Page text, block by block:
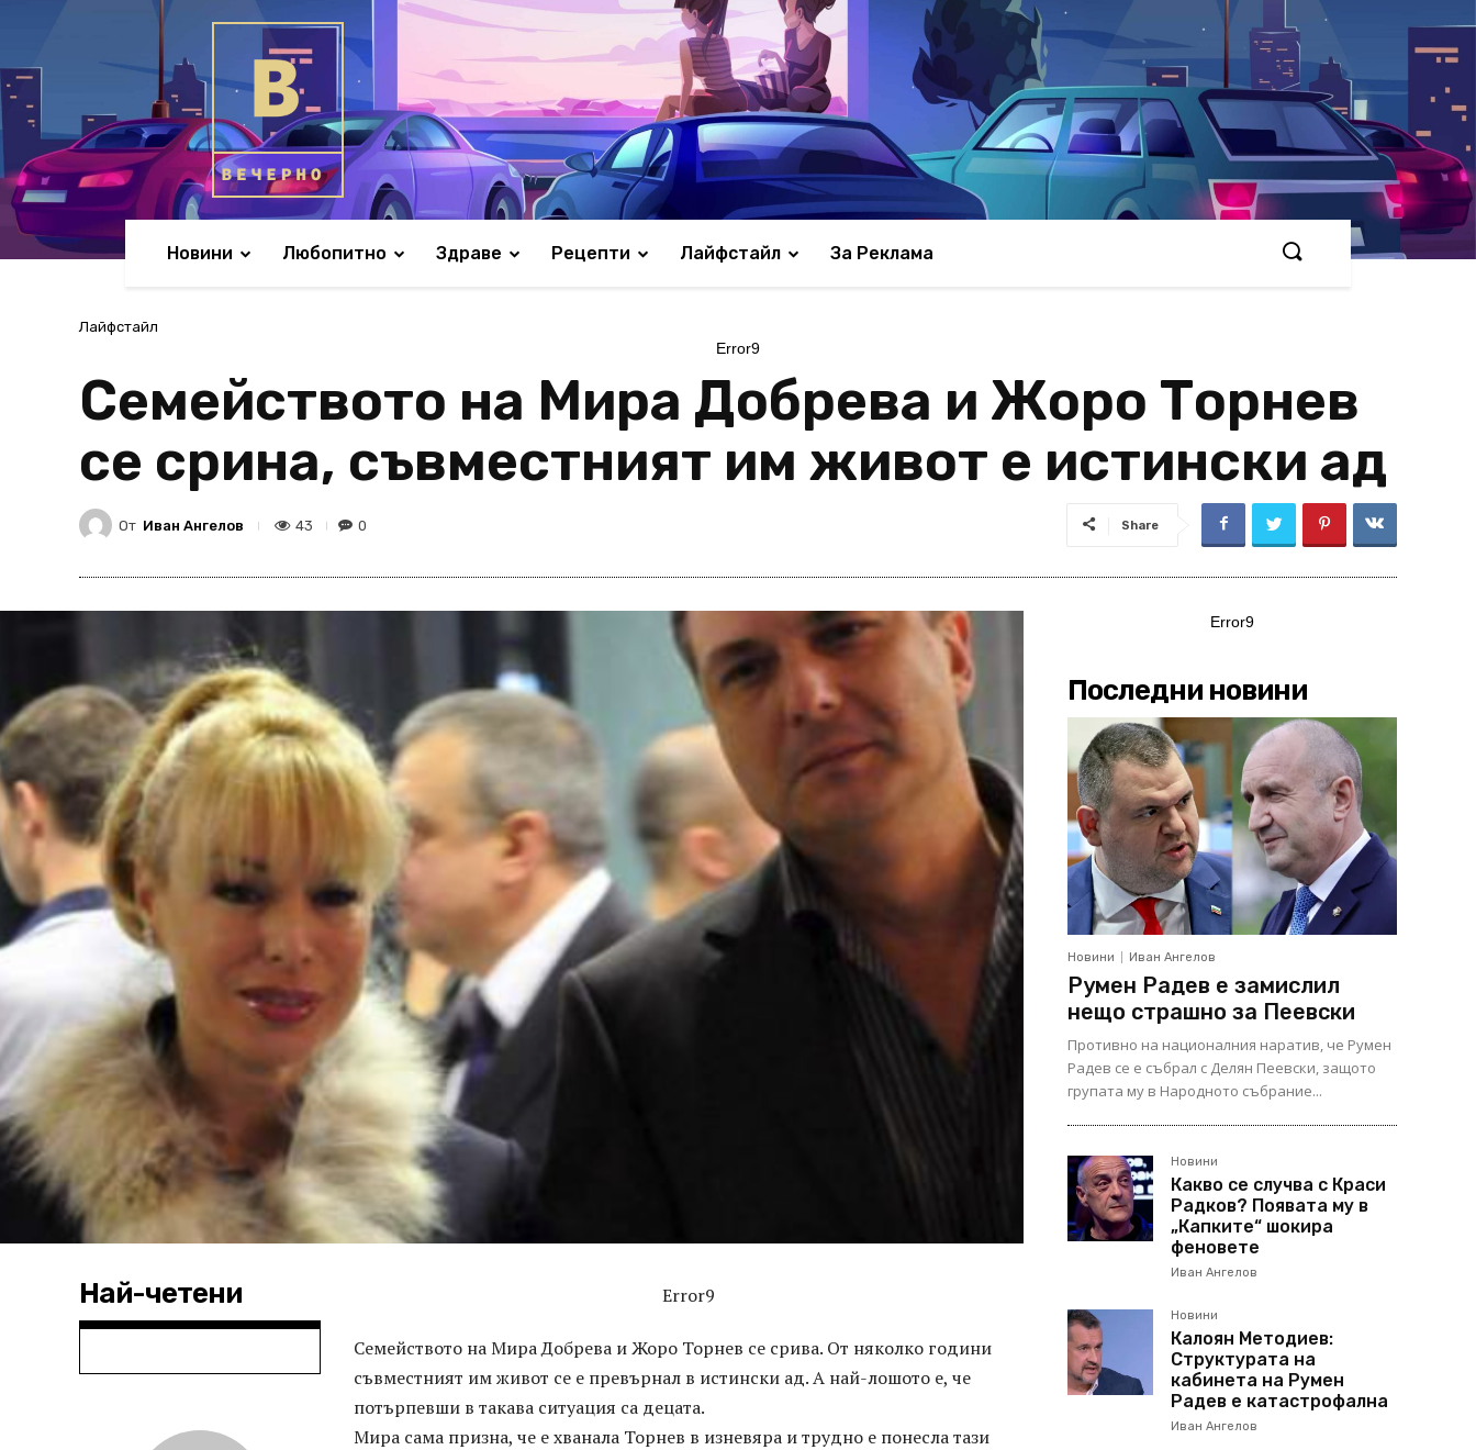
Новини Любопитно Здраве Рецепти Лайфстайл За Реклама
Лайфстайл
Error9
Семейството на Мира Добрева и Жоро Торнев
се срина, съвместният им живот е истински ад
От Иван Ангелов 43 0 Share
Най-четени Error9
Семейството на Мира Добрева и Жоро Торнев се срива. От няколко години
съвместният им живот се е превърнал в истински ад. А най-лошото е, че
потърпевши в такава ситуация са децата.
Мира сама призна, че е хванала Торнев в изневяра и трудно е понесла тази
Error9
Последни новини
Новини Иван Ангелов
Румен Радев е замислил
нещо страшно за Пеевски
Противно на националния наратив, че Румен
Радев се е събрал с Делян Пеевски, защото
групата му в Народното събрание...
Новини
Какво се случва с Краси
Радков? Появата му в
„Капките“ шокира
феновете
Иван Ангелов
Новини
Калоян Методиев:
Структурата на
кабинета на Румен
Радев е катастрофална
Иван Ангелов